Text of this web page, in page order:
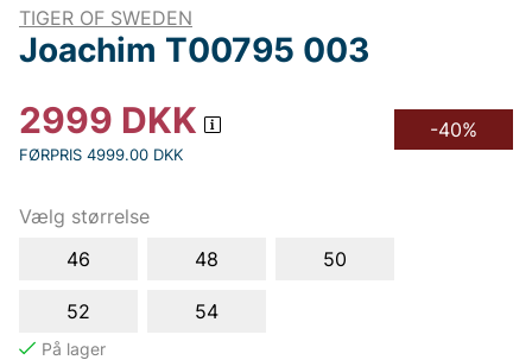
TIGER OF SWEDEN
Joachim T00795 003
2999 DKK
FØRPRIS 4999.00 DKK
-40%
Vælg størrelse
46
48 50
52 54